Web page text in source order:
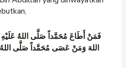
فَمَنْ أَطَاعَ مُحَمَّداً صَلَّى اللهُ
اللهَ وَمَنْ عَصَى مُحَمَّداً صَلَّى